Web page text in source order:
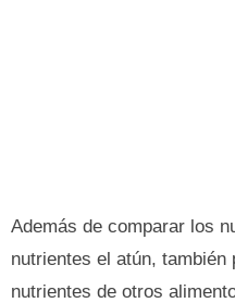
Además de comparar los
nutrientes el atún, también
nutrientes de otros